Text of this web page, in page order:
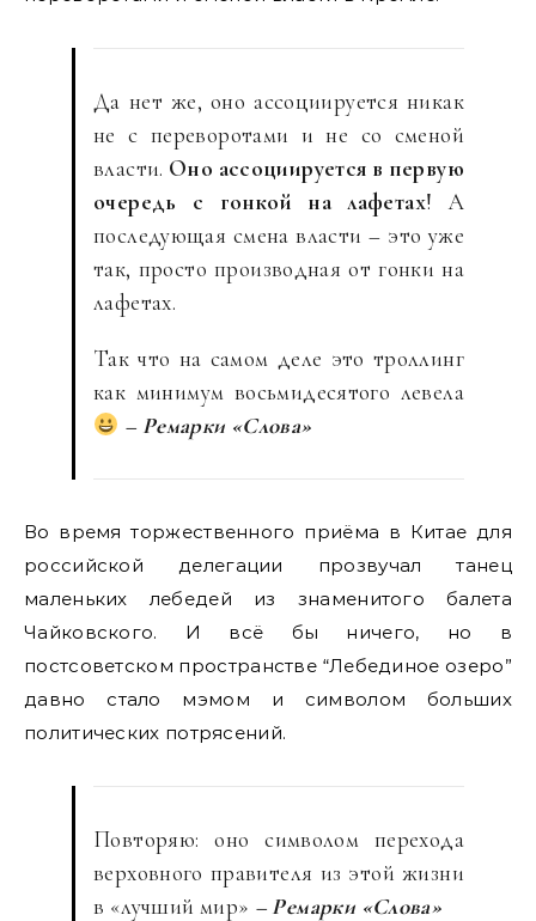
Да нет же, оно ассоциируется никак
не с переворотами и не со сменой
власти. Оно ассоциируется в первую
очередь с гонкой на лафетах! А
последующая смена власти – это уже
так, просто производная от гонки на
лафетах.
Так что на самом деле это троллинг
как минимум восьмидесятого левела
– Ремарки «Слова»
Во время торжественного приёма в Китае для
российской делегации прозвучал танец
маленьких лебедей из знаменитого балета
Чайковского. И всё бы ничего, но в
постсоветском пространстве “Лебединое озеро”
давно стало мэмом и символом больших
политических потрясений.
Повторяю: оно символом перехода
верховного правителя из этой жизни
в «лучший мир» – Ремарки «Слова»